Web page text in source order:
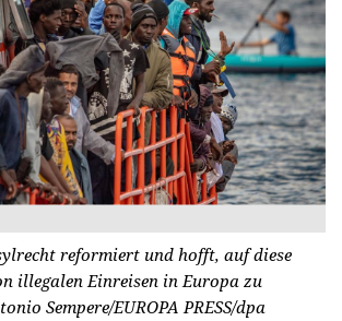
reformiert und hofft, auf diese
illegalen Einreisen in Europa zu
Sempere/EUROPA PRESS/dpa